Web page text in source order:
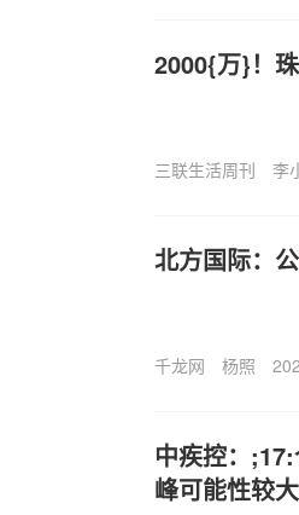
2000{万}！
三联生活周刊 李
北方国际：
千龙网 杨照
中疾控：
峰可能性较大